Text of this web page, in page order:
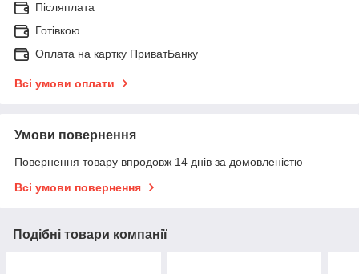
Післяплата
Готівкою
Оплата на картку ПриватБанку
Всі умови оплати
Умови повернення
Повернення товару впродовж 14 днів за домовленістю
Всі умови повернення
Подібні товари компанії